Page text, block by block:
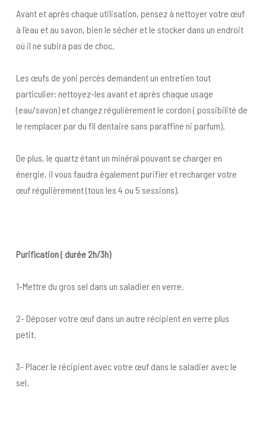
Avant et après chaque utilisation, pensez à nettoyer votre œuf
à l’eau et au savon, bien le sécher et le stocker dans un endroit
où il ne subira pas de choc.
Les œufs de yoni percés demandent un entretien tout
particulier: nettoyez-les avant et après chaque usage
(eau/savon) et changez régulièrement le cordon ( possibilité de
le remplacer par du fil dentaire sans paraffine ni parfum).
De plus, le quartz étant un minéral pouvant se charger en
énergie, il vous faudra également purifier et recharger votre
œuf régulièrement (tous les 4 ou 5 sessions).
Purification ( durée 2h/3h)
1-Mettre du gros sel dans un saladier en verre.
2- Déposer votre œuf dans un autre récipient en verre plus
petit.
3- Placer le récipient avec votre œuf dans le saladier avec le
sel.